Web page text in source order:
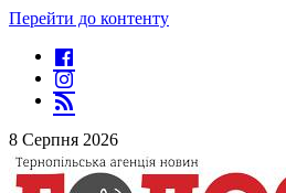
Перейти до контенту
8 Серпня 2026